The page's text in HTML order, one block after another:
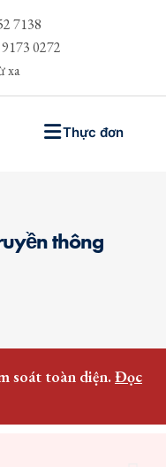
7138
0272
xa
Thực đơn
thông
soát toàn diện.Đọc